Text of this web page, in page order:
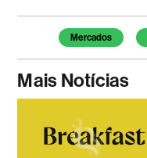
Temas deste artigo
Mercados
Mais Notícias